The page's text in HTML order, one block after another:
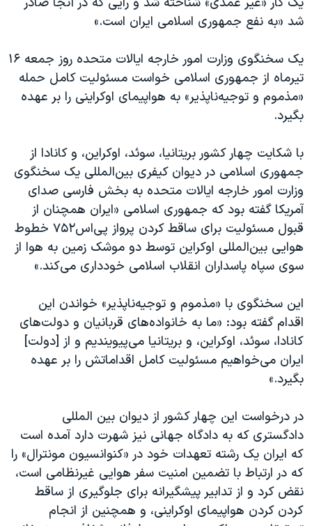
شد «به نفع جمهوری اسلامی ایران است.»
یک سخنگوی وزارت امور خارجه ایالات متحده روز جمعه ۱۶
تیرماه از جمهوری اسلامی خواست مسئولیت کامل حمله
«مذموم و توجیه‌ناپذیر» به هواپیمای اوکراینی را بر عهده
بگیرد.
با شکایت چهار کشور بریتانیا، سوئد، اوکراین، و کانادا از
جمهوری اسلامی در دیوان کیفری بین‌المللی یک سخنگوی
وزارت امور خارجه ایالات متحده به بخش فارسی صدای
آمریکا گفته بود که جمهوری اسلامی «ایران همچنان از
قبول مسئولیت برای ساقط کردن پرواز پی‌اس۷۵۲ خطوط
هوایی بین‌المللی اوکراین توسط دو موشک زمین به هوا از
سوی سپاه پاسداران انقلاب اسلامی خودداری می‌کند.»
این سخنگوی با «مذموم و توجیه‌ناپذیر» خواندن این
اقدام گفته بود: «ما به خانواده‌های قربانیان و دولت‌های
کانادا، سوئد، اوکراین، و بریتانیا می‌پیویندیم و از [دولت]
ایران می‌خواهیم مسئولیت کامل اقداماتش را بر عهده
بگیرد.»
در درخواست این چهار کشور از دیوان بین المللی
دادگستری که به دادگاه جهانی نیز شهرت دارد آمده است
که ایران یک رشته تعهدات خود در «کنوانسیون مونترال» را
که در ارتباط با تضمین امنیت سفر هوایی غیرنظامی است،
نقض کرد و از تدابیر پیشگیرانه برای جلوگیری از ساقط
کردن کردن هواپیمای اوکراینی، و همچنین از انجام